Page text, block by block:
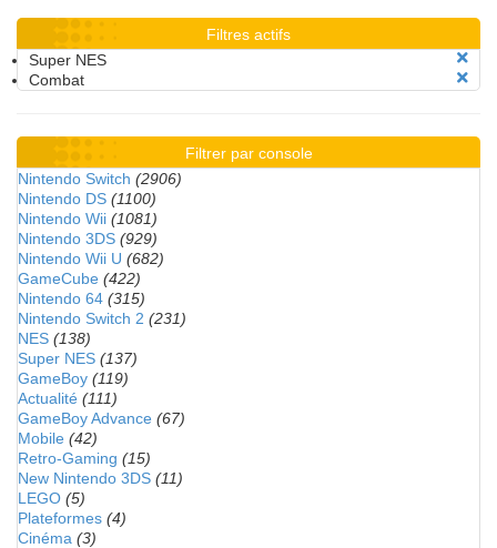
Filtres actifs
Super NES
Combat
Filtrer par console
Nintendo Switch (2906)
Nintendo DS (1100)
Nintendo Wii (1081)
Nintendo 3DS (929)
Nintendo Wii U (682)
GameCube (422)
Nintendo 64 (315)
Nintendo Switch 2 (231)
NES (138)
Super NES (137)
GameBoy (119)
Actualité (111)
GameBoy Advance (67)
Mobile (42)
Retro-Gaming (15)
New Nintendo 3DS (11)
LEGO (5)
Plateformes (4)
Cinéma (3)